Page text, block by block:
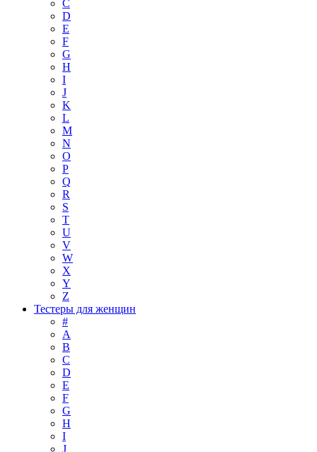
C
D
E
F
G
H
I
J
K
L
M
N
O
P
Q
R
S
T
U
V
W
X
Y
Z
Тестеры для женщин
#
A
B
C
D
E
F
G
H
I
J